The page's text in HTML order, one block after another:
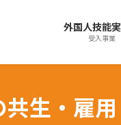
外国人技能
受入事業
共生・雇